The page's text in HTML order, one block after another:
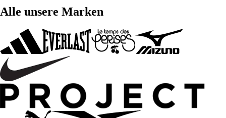
Alle unsere Marken